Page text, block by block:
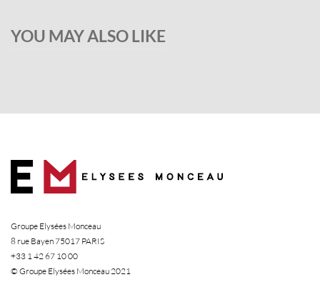
YOU MAY ALSO LIKE
Groupe Elysées Monceau
8 rue Bayen 75017 PARIS
+33 1 42 67 10 00
© Groupe Elysées Monceau 2021